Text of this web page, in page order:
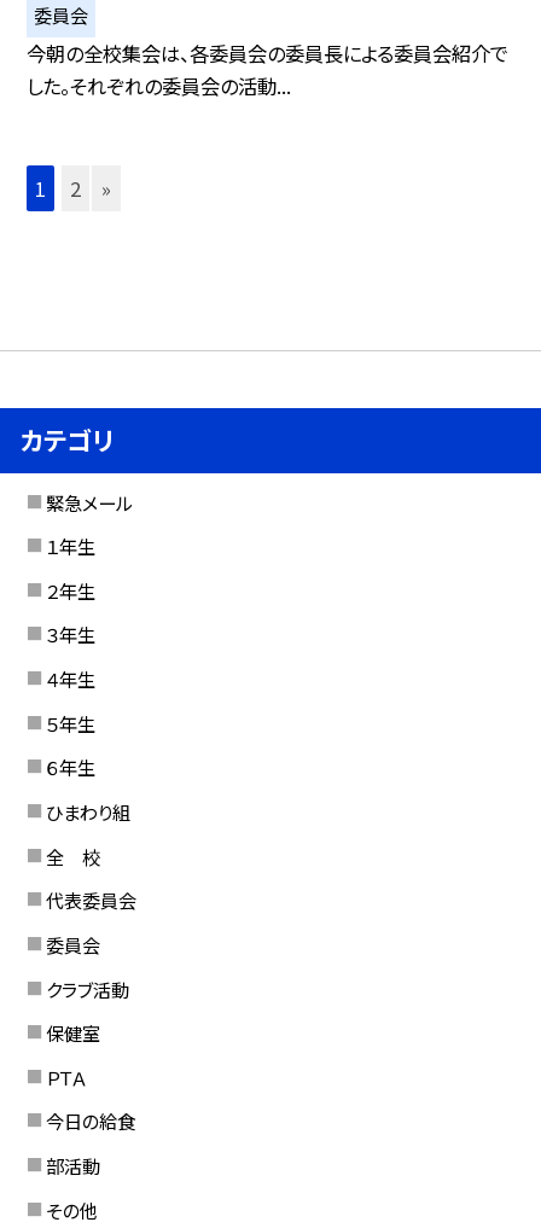
委員会
今朝の全校集会は、各委員会の委員長による委員会紹介で
した。それぞれの委員会の活動...
1 2 »
カテゴリ
緊急メール
１年生
２年生
３年生
４年生
５年生
６年生
ひまわり組
全 校
代表委員会
委員会
クラブ活動
保健室
ＰＴＡ
今日の給食
部活動
その他